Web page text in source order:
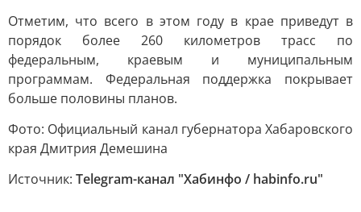
Отметим, что всего в этом году в крае приведут в
порядок более 260 километров трасс по
федеральным, краевым и муниципальным
программам. Федеральная поддержка покрывает
больше половины планов.
Фото: Официальный канал губернатора Хабаровского
края Дмитрия Демешина
Источник: Telegram-канал "Хабинфо / habinfo.ru"